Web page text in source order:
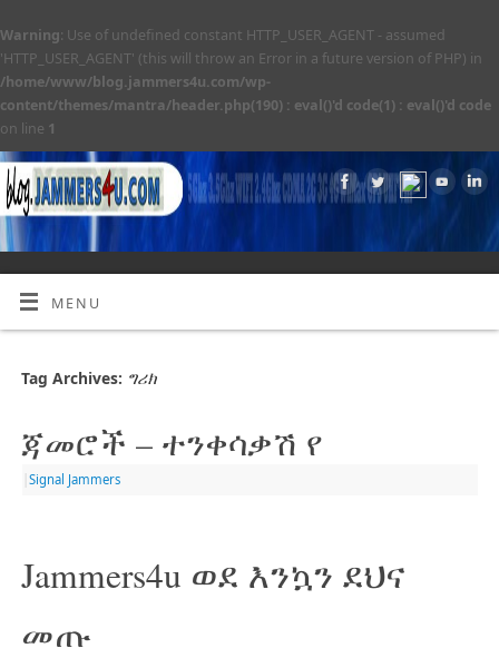
Warning: Use of undefined constant HTTP_USER_AGENT - assumed
'HTTP_USER_AGENT' (this will throw an Error in a future version of PHP) in
/home/www/blog.jammers4u.com/wp-
content/themes/mantra/header.php(190) : eval()'d code(1) : eval()'d code
on line 1
MENU
Tag Archives: ግሪክ
ጃመሮች – ተንቀሳቃሽ የ
Signal Jammers
Jammers4u ወደ እንኳን ደህና
መጡ